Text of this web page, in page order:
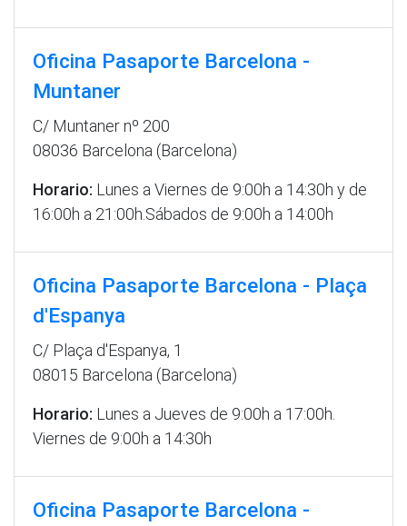
Oficina Pasaporte Barcelona -
Muntaner
C/ Muntaner nº 200
08036 Barcelona (Barcelona)
Horario: Lunes a Viernes de 9:00h a 14:30h y de
16:00h a 21:00h.Sábados de 9:00h a 14:00h
Oficina Pasaporte Barcelona - Plaça
d'Espanya
C/ Plaça d'Espanya, 1
08015 Barcelona (Barcelona)
Horario: Lunes a Jueves de 9:00h a 17:00h.
Viernes de 9:00h a 14:30h
Oficina Pasaporte Barcelona -